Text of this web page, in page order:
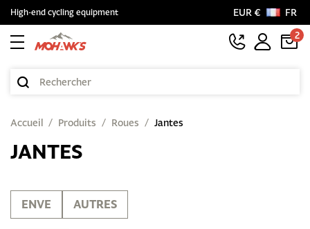
High-end cycling equipment EUR €
FR
2
Accueil Produits Roues Jantes
JANTES
ENVE AUTRES